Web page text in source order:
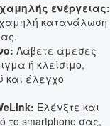
ενέργειας:
χαμηλή κατανάλωση
Λάβετε άμεσες
ή κλείσιμο,
και έλεγχο
Ελέγξτε και
το smartphone σας,